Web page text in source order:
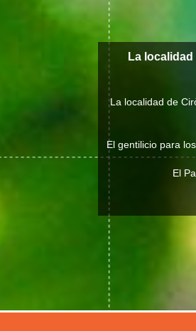
La
La localidad de
El gentilicio para
El